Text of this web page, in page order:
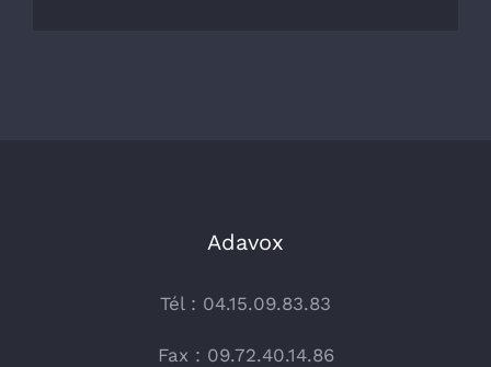
Adavox
Tél : 04.15.09.83.83
Fax : 09.72.40.14.86